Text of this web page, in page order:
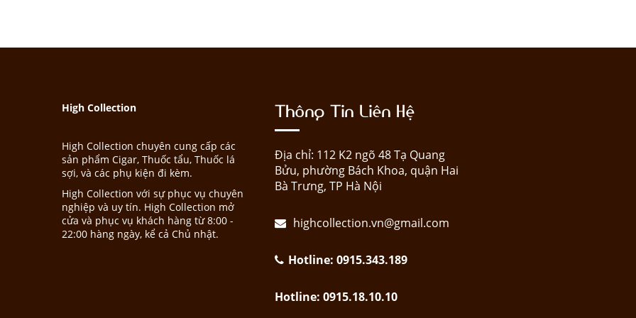
High Collection
High Collection chuyên cung cấp các
sản phẩm Cigar, Thuốc tẩu, Thuốc lá
sợi, và các phụ kiện đi kèm.
High Collection với sự phục vụ chuyên
nghiệp và uy tín. High Collection mở
cửa và phục vụ khách hàng từ 8:00 -
22:00 hàng ngày, kể cả Chủ nhật.
Thông Tin Liên Hệ
Địa chỉ: 112 K2 ngõ 48 Tạ Quang
Bửu, phường Bách Khoa, quận Hai
Bà Trưng, TP Hà Nội
highcollection.vn@gmail.com
Hotline: 0915.343.189
Hotline: 0915.18.10.10